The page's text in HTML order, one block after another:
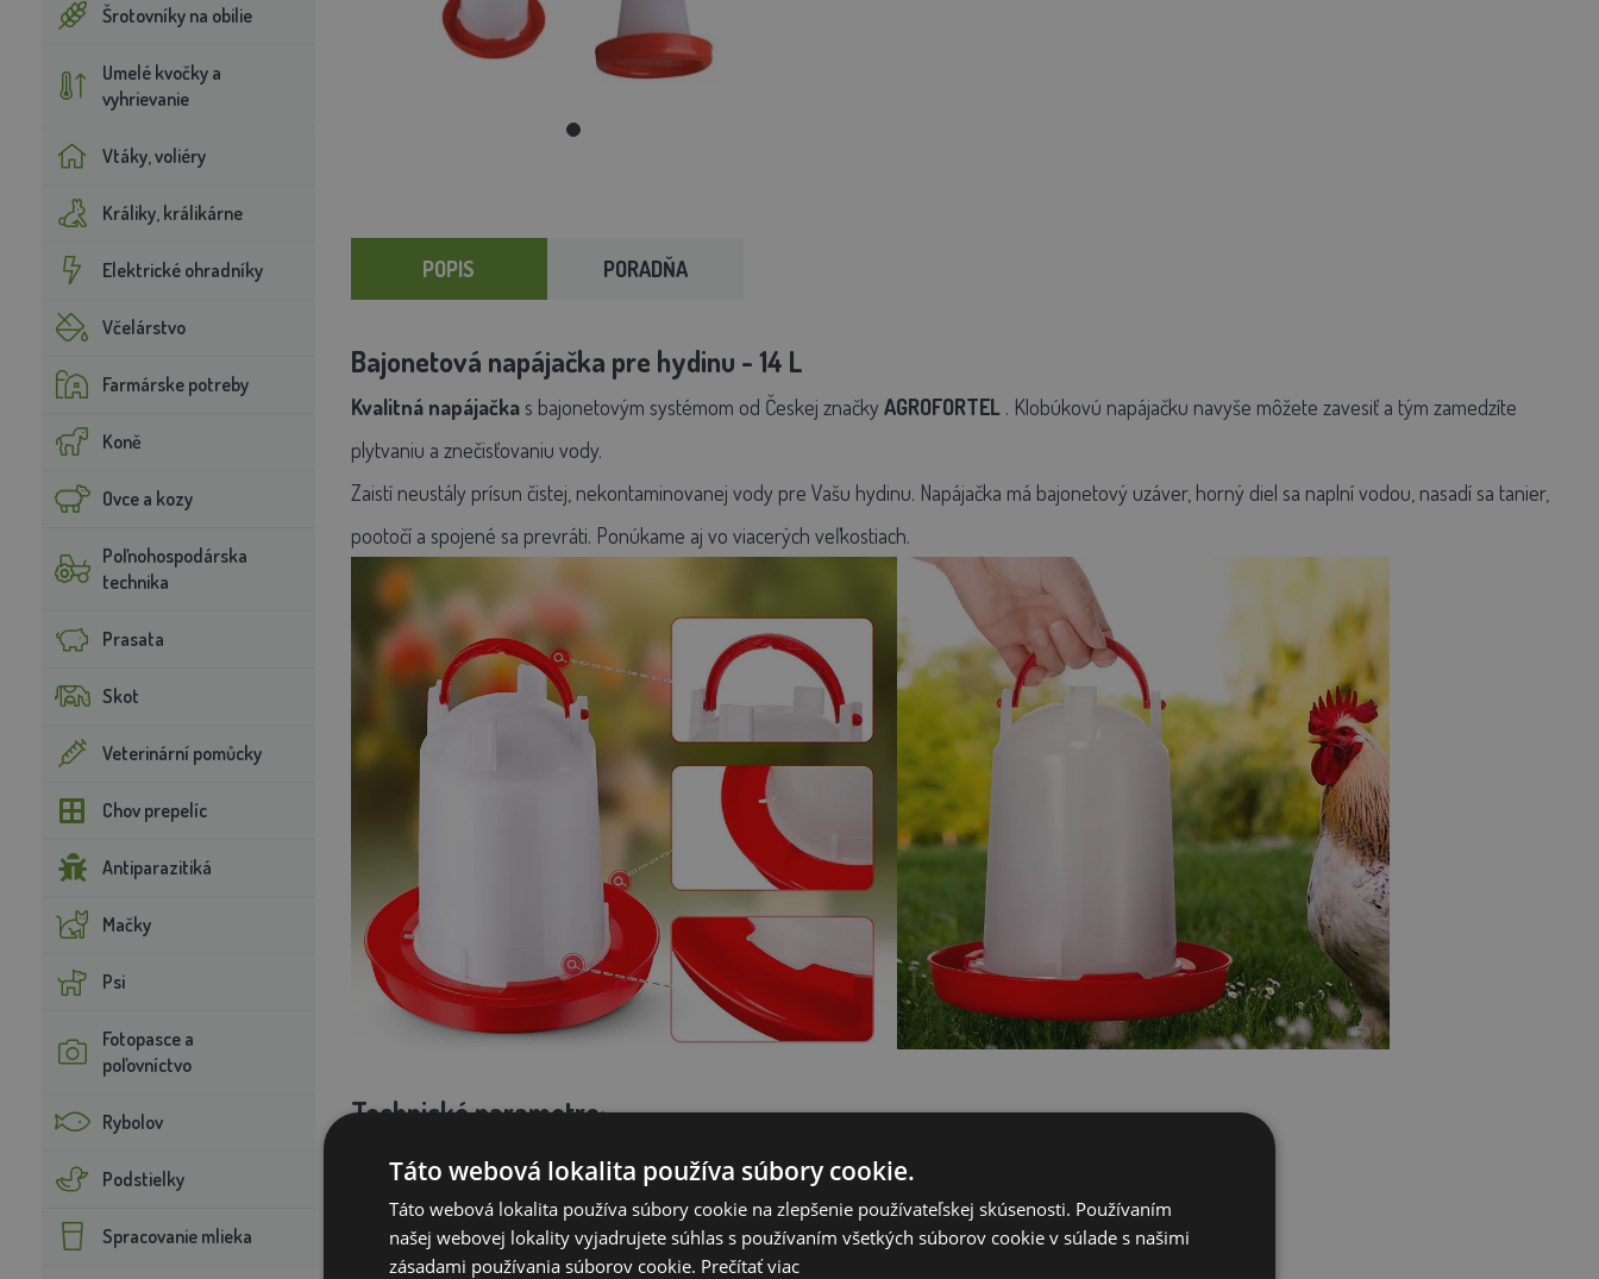
Šrotovníky na obilie
Umelé kvočky a
vyhrievanie
Vtáky, voliéry
Králiky, králikárne
Elektrické ohradníky
Včelárstvo
Farmárske potreby
Koně
Ovce a kozy
Poľnohospodárska
technika
Prasata
Skot
Veterinární pomůcky
Chov prepelíc
Antiparazitiká
Mačky
Psi
Fotopasce a
poľovníctvo
Rybolov
Podstielky
Spracovanie mlieka
POPIS PORADŇA
Bajonetová napájačka pre hydinu - 14 L
Kvalitná napájačka s bajonetovým systémom od Českej značky AGROFORTEL . Klobúkovú napájačku navyše môžete zavesiť a tým zamedzíte
plytvaniu a znečisťovaniu vody.
Zaistí neustály prísun čistej, nekontaminovanej vody pre Vašu hydinu. Napájačka má bajonetový uzáver, horný diel sa naplní vodou, nasadí sa tanier,
pootočí a spojené sa prevráti. Ponúkame aj vo viacerých veľkostiach.
Technické parametre:
Objem: 14 L
Typ uzáveru: bajonetový
Materiál: plast
Táto webová lokalita používa súbory cookie.
Táto webová lokalita používa súbory cookie na zlepšenie používateľskej skúsenosti. Používaním
našej webovej lokality vyjadrujete súhlas s používaním všetkých súborov cookie v súlade s našimi
zásadami používania súborov cookie. Prečítať viac